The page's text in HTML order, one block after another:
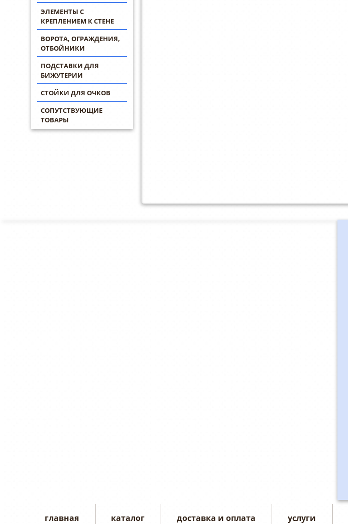
ЭЛЕМЕНТЫ С
КРЕПЛЕНИЕМ К СТЕНЕ
ВОРОТА, ОГРАЖДЕНИЯ,
ОТБОЙНИКИ
ПОДСТАВКИ ДЛЯ
БИЖУТЕРИИ
СТОЙКИ ДЛЯ ОЧКОВ
СОПУТСТВУЮЩИЕ
ТОВАРЫ
главная каталог доставка и оплата услуги